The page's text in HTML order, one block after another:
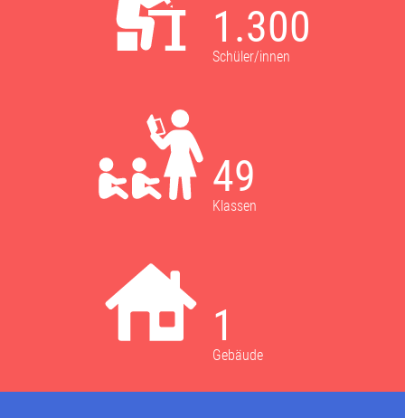
1.300
Schüler/innen
49
Klassen
1
Gebäude